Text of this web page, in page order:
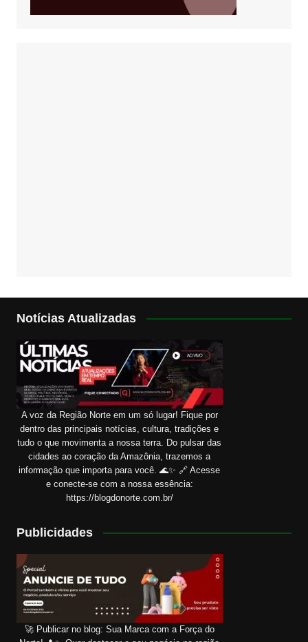
Notícias Atualizadas
A voz da Região Norte em um só lugar! Fique por
dentro das principais notícias, cultura, tradições e
tudo o que movimenta a nossa terra. Do pulsar das
cidades ao coração da Amazônia, trazemos a
informação que importa para você. 🌊✨ 🔗 Acesse
e conecte-se com a nossa essência:
https://blogdonorte.com.br/
Publicidades
🚀 Publicar no blog: Sua Marca com a Força do